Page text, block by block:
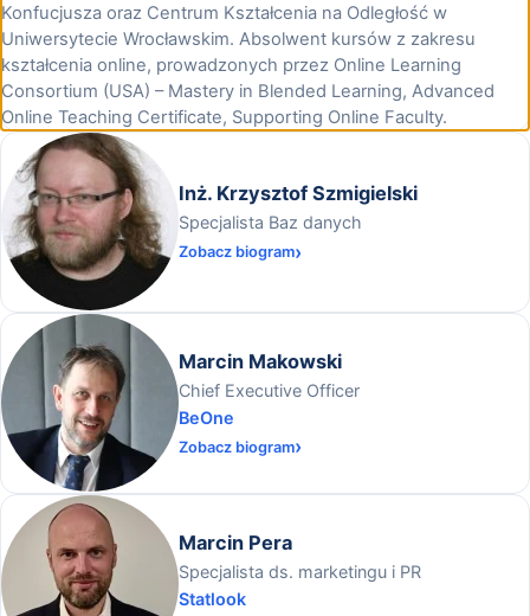
Konfucjusza oraz Centrum Kształcenia na Odległość w
Uniwersytecie Wrocławskim. Absolwent kursów z zakresu
kształcenia online, prowadzonych przez Online Learning
Consortium (USA) – Mastery in Blended Learning, Advanced
Online Teaching Certificate, Supporting Online Faculty.
Inż. Krzysztof Szmigielski
Specjalista Baz danych
Zobacz biogram
Marcin Makowski
Chief Executive Officer
BeOne
Zobacz biogram
Marcin Pera
Specjalista ds. marketingu i PR
Statlook